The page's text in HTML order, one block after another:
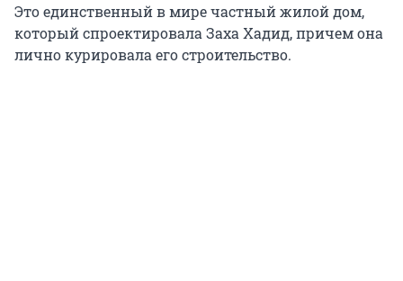
Это единственный в мире частный жилой дом,
который спроектировала Заха Хадид, причем она
лично курировала его строительство.